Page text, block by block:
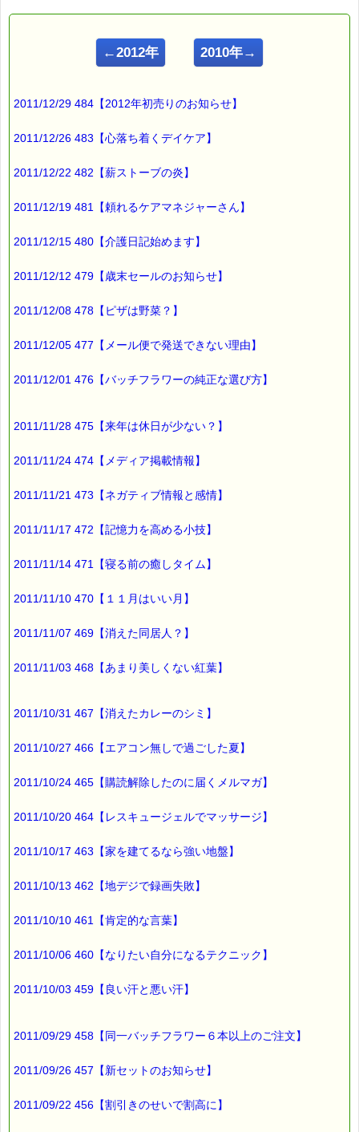
その原因とは・・・
ルコ＠千葉るみこ （主婦、二児の母） でございます。
■ｅパスタイム通信 2011.10.24 VOL.465号
メルマガが配信される現象・・・
メルマガの配信を開始して
確認できませんでした。
そこで、
可能性を調べてみたら・・・
わかったんです (^o^)
購読解除した後に
メルマガ購読に
再度登録されてしまった
簡単な事なんですが、
最初は
想定外の出来事でしたので・・・
でも、
想像できた事でした。
こちらは、想定通りですよ (*^_^*)
━━━━━━━━━━━━━━━━━━━━☆
▼震災で傷ついた 心 を癒すお手伝い（こころ・サポート特別
←2012年 2010年→
2011/12/29 484【2012年初売りのお知らせ】
2011/12/26 483【心落ち着くデイケア】
2011/12/22 482【薪ストーブの炎】
2011/12/19 481【頼れるケアマネジャーさん】
2011/12/15 480【介護日記始めます】
2011/12/12 479【歳末セールのお知らせ】
2011/12/08 478【ピザは野菜？】
2011/12/05 477【メール便で発送できない理由】
2011/12/01 476【バッチフラワーの純正な選び方】
2011/11/28 475【来年は休日が少ない？】
2011/11/24 474【メディア掲載情報】
2011/11/21 473【ネガティブ情報と感情】
2011/11/17 472【記憶力を高める小技】
2011/11/14 471【寝る前の癒しタイム】
2011/11/10 470【１１月はいい月】
2011/11/07 469【消えた同居人？】
2011/11/03 468【あまり美しくない紅葉】
2011/10/31 467【消えたカレーのシミ】
2011/10/27 466【エアコン無しで過ごした夏】
2011/10/24 465【購読解除したのに届くメルマガ】
2011/10/20 464【レスキュージェルでマッサージ】
2011/10/17 463【家を建てるなら強い地盤】
2011/10/13 462【地デジで録画失敗】
2011/10/10 461【肯定的な言葉】
2011/10/06 460【なりたい自分になるテクニック】
2011/10/03 459【良い汗と悪い汗】
2011/09/29 458【同一バッチフラワー６本以上のご注文】
2011/09/26 457【新セットのお知らせ】
2011/09/22 456【割引きのせいで割高に】